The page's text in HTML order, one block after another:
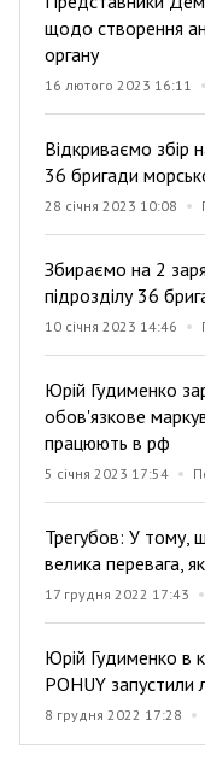
щодо створення
органу
16 лютого 2023 16:11
Відкриваємо збір
36 бригади
28 січня 2023 10:08
Збираємо на 2
підрозділу 36
10 січня 2023 14:46
Юрій Гудименко
обов'язкове
працюють в рф
5 січня 2023 17:54
Трегубов: У тому,
велика перевага,
17 грудня 2022 17:43
Юрій Гудименко в
POHUY запустили
8 грудня 2022 17:28